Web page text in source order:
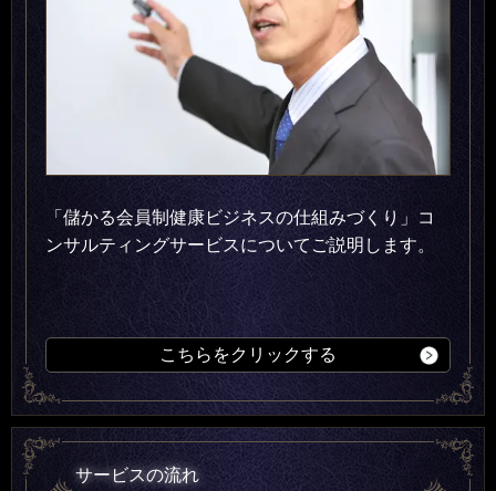
「儲かる会員制健康ビジネスの仕組みづくり」コ
ンサルティングサービスについてご説明します。
こちらをクリックする
サービスの流れ